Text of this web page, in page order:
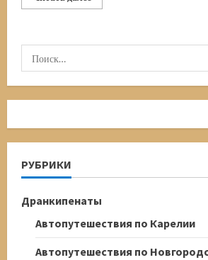
больше
макросъёмки.
камерой
OLYMPUS
Найти:
РУБРИКИ
Дранкипенаты
Автопутешествия по Карелии
Автопутешествия по